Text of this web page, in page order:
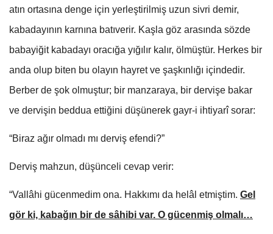
atın ortasına denge için yerleştirilmiş uzun sivri demir,
kabadayının karnına batıverir. Kaşla göz arasında sözde
babayiğit kabadayı oracığa yığılır kalır, ölmüştür. Herkes bir
anda olup biten bu olayın hayret ve şaşkınlığı içindedir.
Berber de şok olmuştur; bir manzaraya, bir dervişe bakar
ve dervişin beddua ettiğini düşünerek gayr-i ihtiyarî sorar:
“Biraz ağır olmadı mı derviş efendi?”
Derviş mahzun, düşünceli cevap verir:
“Vallâhi gücenmedim ona. Hakkımı da helâl etmiştim. Gel
gör ki, kabağın bir de sâhibi var. O gücenmiş olmalı…